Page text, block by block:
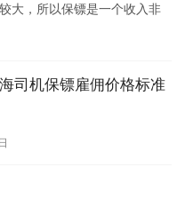
大，所以保镖是一个收入非
司机保镖雇佣价格标准